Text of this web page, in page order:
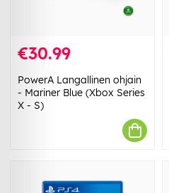
€30.99
PowerA Langallinen ohjain
- Mariner Blue (Xbox Series
X - S)